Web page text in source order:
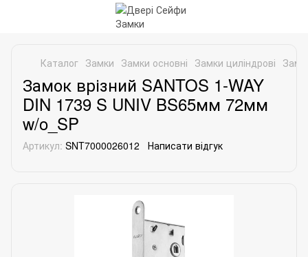
Каталог Замки Замки основні Замки циліндрові
Замок врізний SANTOS 1-WAY
DIN 1739 S UNIV BS65мм 72мм
w/o_SP
Артикул: SNT7000026012 Написати відгук